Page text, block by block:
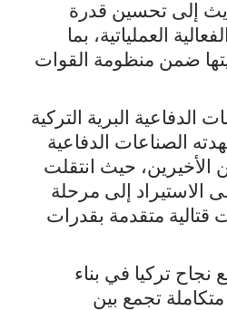
إلى تحسين قدرة
العملياتية، بما
ضمن منظومة القوات
البرية التركية
الصناعات الدفاعية
الأخيرين، حيث انتقلت
الاستيراد إلى مرحلة
قتالية متقدمة بقدرات
نجاح تركيا في بناء
تجمع بين